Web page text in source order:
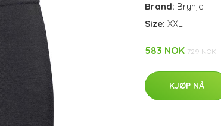
Brand: Brynje
Size: XXL
583 NOK 729 NOK
KJØP NÅ